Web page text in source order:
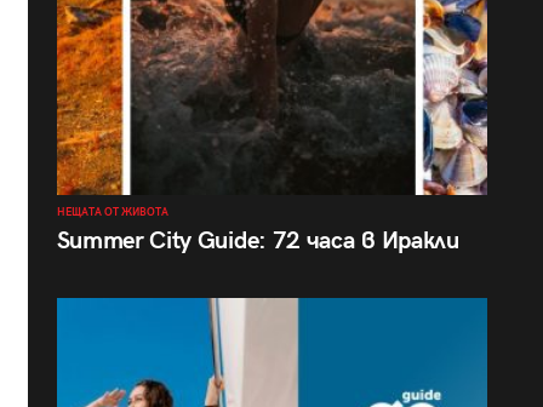
НЕЩАТА ОТ ЖИВОТА
Summer City Guide: 72 часа в Иракли